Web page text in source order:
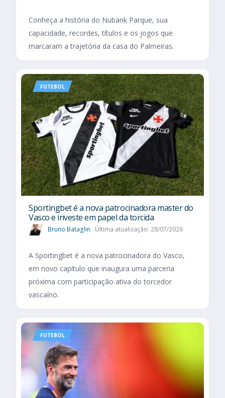
Conheça a história do Nubank Parque, sua
capacidade, recordes, títulos e os jogos que
marcaram a trajetória da casa do Palmeiras.
FUTEBOL
Sportingbet é a nova patrocinadora master do
Vasco e investe em papel da torcida
Bruno Bataglin Última atualização: 28/07/2026
A Sportingbet é a nova patrocinadora do Vasco,
em novo capítulo que inaugura uma parceria
próxima com participação ativa do torcedor
vascaíno.
FUTEBOL